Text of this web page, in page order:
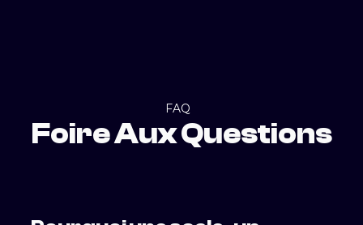
FAQ
Foire Aux Questions